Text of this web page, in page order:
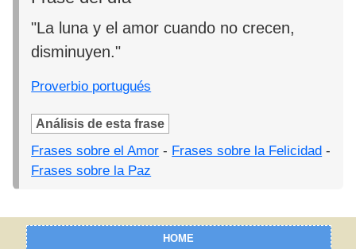
"La luna y el amor cuando no crecen,
disminuyen."
Proverbio portugués
Análisis de esta frase
Frases sobre el Amor - Frases sobre la Felicidad -
Frases sobre la Paz
HOME